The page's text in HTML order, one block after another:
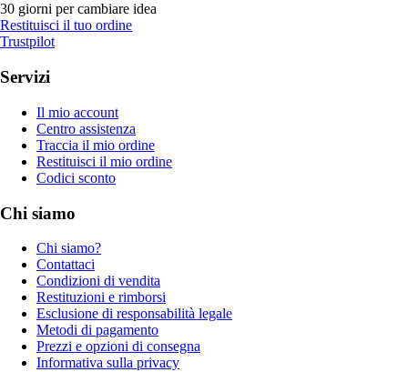
30 giorni per cambiare idea
Restituisci il tuo ordine
Trustpilot
Servizi
Il mio account
Centro assistenza
Traccia il mio ordine
Restituisci il mio ordine
Codici sconto
Chi siamo
Chi siamo?
Contattaci
Condizioni di vendita
Restituzioni e rimborsi
Esclusione di responsabilità legale
Metodi di pagamento
Prezzi e opzioni di consegna
Informativa sulla privacy